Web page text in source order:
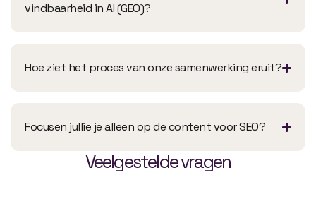
Veelgestelde vragen
vindbaarheid in AI (GEO)?
Hoe ziet het proces van onze samenwerking eruit?
Focusen jullie je alleen op de content voor SEO?